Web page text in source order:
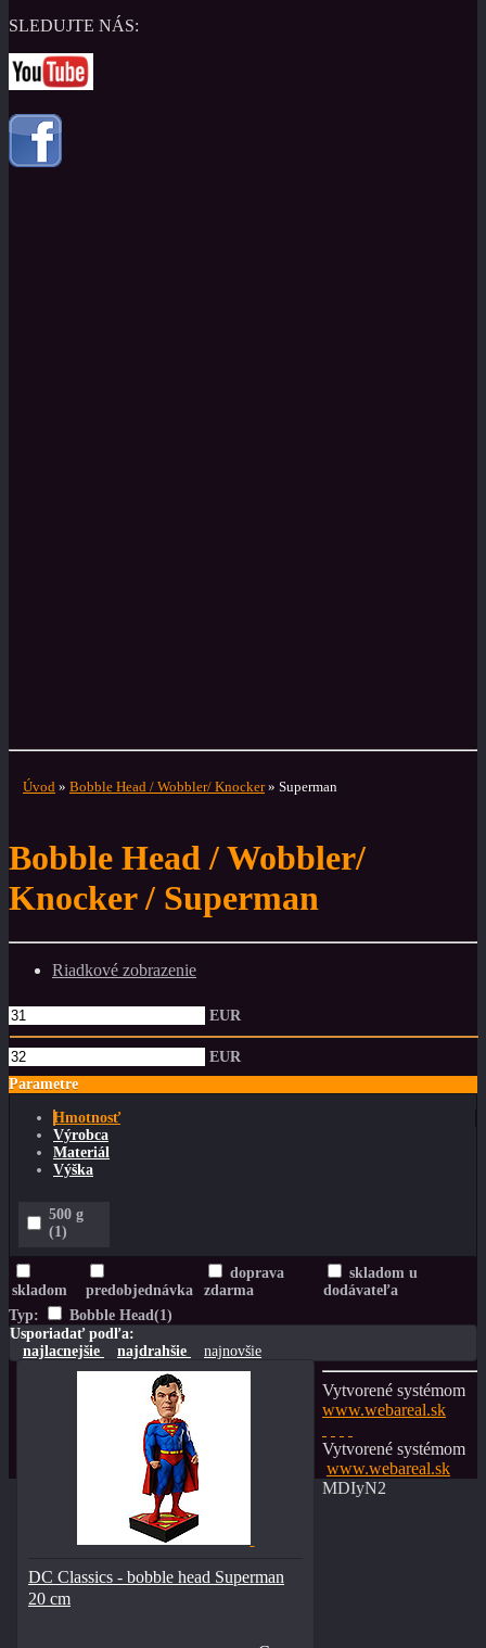
SLEDUJTE NÁS:
Úvod » Bobble Head / Wobbler/ Knocker » Superman
Bobble Head / Wobbler/
Knocker / Superman
Riadkové zobrazenie
EUR
EUR
Parametre
Hmotnosť
Výrobca
Materiál
Výška
500 g
(1)
skladom predobjednávka
doprava
zdarma
skladom u
dodávateľa
Typ:
Bobble Head(1)
Usporiadať podľa:
najlacnejšie
najdrahšie najnovšie
DC Classics - bobble head Superman
20 cm
Vytvorené systémom
www.webareal.sk
Vytvorené systémom
www.webareal.sk
MDIyN2